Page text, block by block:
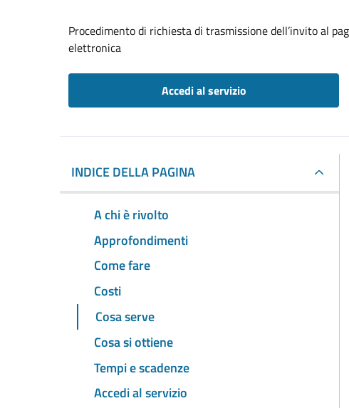
Procedimento di richiesta di trasmissione dell’invito al
elettronica
Accedi al servizio
INDICE DELLA PAGINA
A chi è rivolto
Approfondimenti
Come fare
Costi
Cosa serve
Cosa si ottiene
Tempi e scadenze
Accedi al servizio